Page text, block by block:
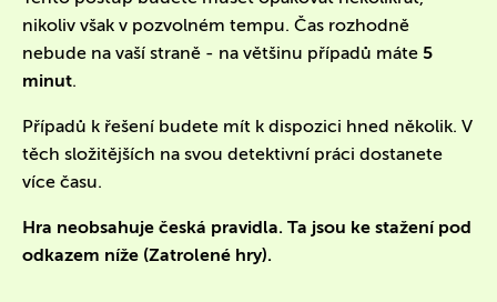
nikoliv však v pozvolném tempu. Čas rozhodně
nebude na vaší straně - na většinu případů máte 5
minut.
Případů k řešení budete mít k dispozici hned několik. V
těch složitějších na svou detektivní práci dostanete
více času.
Hra neobsahuje česká pravidla. Ta jsou ke stažení pod
odkazem níže (Zatrolené hry).